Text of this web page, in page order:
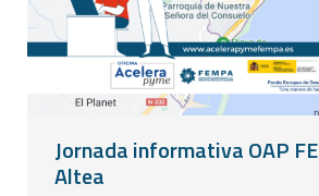
Jornada informativa OAP
Altea